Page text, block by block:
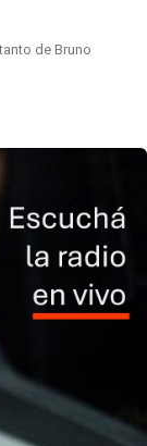
de Bruno